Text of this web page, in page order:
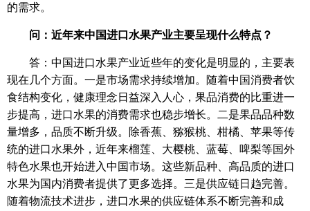
的需求。
问：近年来中国进口水果产业主要呈现什么特点？
答：中国进口水果产业近些年的变化是明显的，主要表
现在几个方面。一是市场需求持续增加。随着中国消费者饮
食结构变化，健康理念日益深入人心，果品消费的比重进一
步提高，进口水果的消费需求也稳步增长。二是果品品种数
量增多，品质不断升级。除香蕉、猕猴桃、柑橘、苹果等传
统的进口水果外，近年来榴莲、大樱桃、蓝莓、啤梨等国外
特色水果也开始进入中国市场。这些新品种、高品质的进口
水果为国内消费者提供了更多选择。三是供应链日趋完善。
随着物流技术进步，进口水果的供应链体系不断完善和成